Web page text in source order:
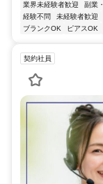
業界未経験者歓迎 副業
経験不問
未経験者歓迎
ブランクOK
ピアスOK
契約社員